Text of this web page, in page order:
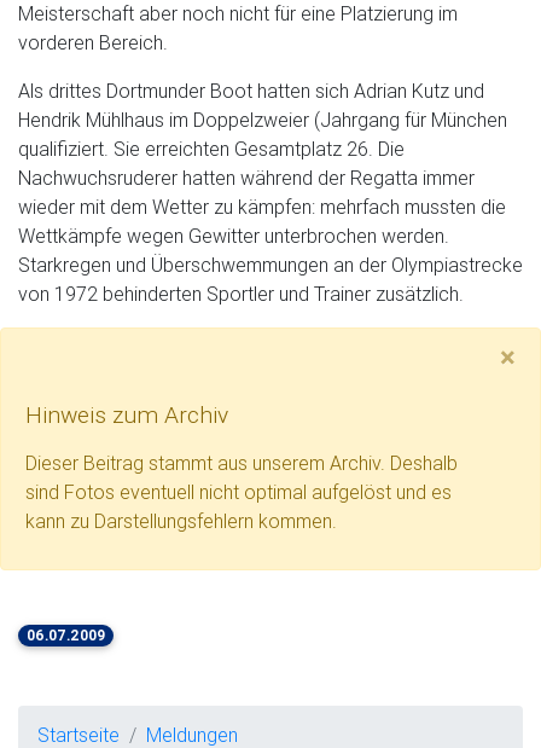
Meisterschaft aber noch nicht für eine Platzierung im
vorderen Bereich.
Als drittes Dortmunder Boot hatten sich Adrian Kutz und
Hendrik Mühlhaus im Doppelzweier (Jahrgang für München
qualifiziert. Sie erreichten Gesamtplatz 26. Die
Nachwuchsruderer hatten während der Regatta immer
wieder mit dem Wetter zu kämpfen: mehrfach mussten die
Wettkämpfe wegen Gewitter unterbrochen werden.
Starkregen und Überschwemmungen an der Olympiastrecke
von 1972 behinderten Sportler und Trainer zusätzlich.
×
Hinweis zum Archiv
Dieser Beitrag stammt aus unserem Archiv. Deshalb
sind Fotos eventuell nicht optimal aufgelöst und es
kann zu Darstellungsfehlern kommen.
06.07.2009
Startseite
Meldungen